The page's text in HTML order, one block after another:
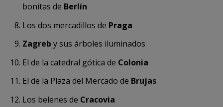
bonitas de Berlín
Los dos mercadillos de Praga
Zagreb y sus árboles iluminados
El de la catedral gótica de Colonia
El de la Plaza del Mercado de Brujas
Los belenes de Cracovia